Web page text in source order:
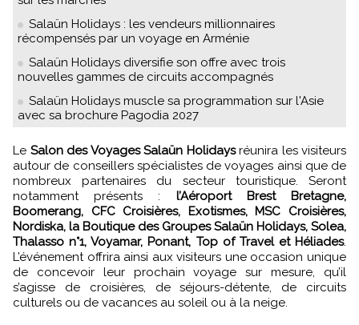
Salaün Holidays : les vendeurs millionnaires
récompensés par un voyage en Arménie
Salaün Holidays diversifie son offre avec trois
nouvelles gammes de circuits accompagnés
Salaün Holidays muscle sa programmation sur l'Asie
avec sa brochure Pagodia 2027
Le Salon des Voyages Salaün Holidaysréunira les visiteurs
autour de conseillers spécialistes de voyages ainsi que de
nombreux partenaires du secteur touristique. Seront
notamment présents : l’Aéroport Brest Bretagne,
Boomerang, CFC Croisières, Exotismes, MSC Croisières,
Nordiska, la Boutique des Groupes Salaün Holidays, Solea,
Thalasso n°1, Voyamar, Ponant, Top of Travel et Héliades.
L’événement offrira ainsi aux visiteurs une occasion unique
de concevoir leur prochain voyage sur mesure, qu’il
s’agisse de croisières, de séjours-détente, de circuits
culturels ou de vacances au soleil ou à la neige.